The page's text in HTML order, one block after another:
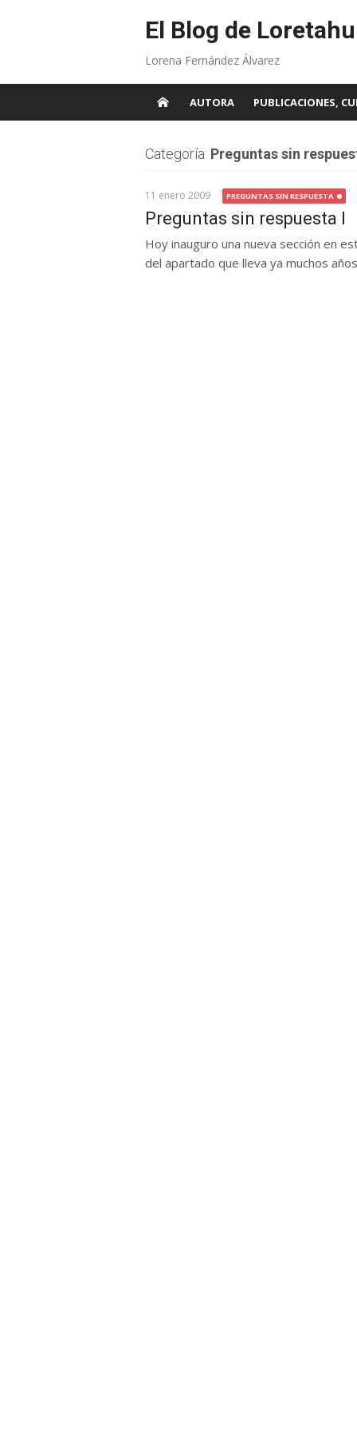
El Blog de
Lorena Fernández Álvarez
AUTORA PUBLICACIONES,
Categoría: Preguntas sin
11 enero 2009 PREGUNTAS SIN RESPUESTA
Preguntas sin respuesta I
Hoy inauguro una nueva sección en
del apartado que lleva ya muchos